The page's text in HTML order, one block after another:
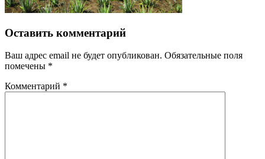
Оставить комментарий
Ваш адрес email не будет опубликован. Обязательные поля
помечены *
Комментарий *